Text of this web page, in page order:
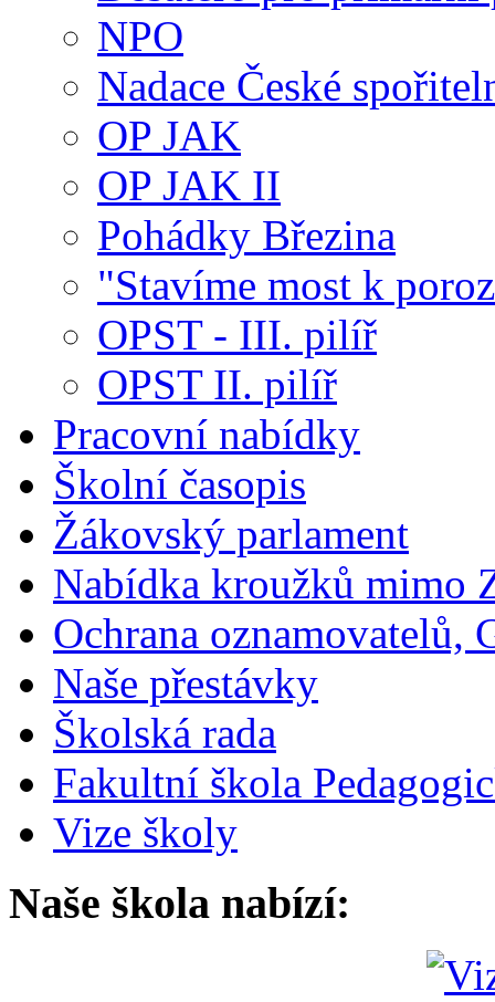
NPO
Nadace České
OP JAK
OP JAK II
Pohádky Březina
"Stavíme most k
OPST - III. pilíř
OPST II. pilíř
Pracovní nabídky
Školní časopis
Žákovský parlament
Nabídka kroužků mimo
Ochrana oznamovatelů,
Naše přestávky
Školská rada
Fakultní škola
Vize školy
Naše škola nabízí: